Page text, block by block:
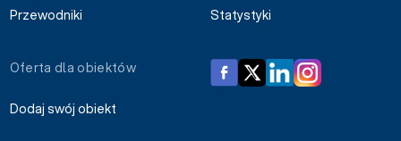
Przewodniki
Statystyki
Oferta dla obiektów
Dodaj swój obiekt